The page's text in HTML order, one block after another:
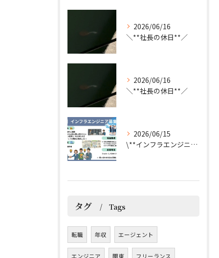
2026/06/16
＼**社長の休日**／
2026/06/16
＼**社長の休日**／
2026/06/15
\**インフラエンジニア募集**/
タグ Tags
転職 年収 エージェント
エンジニア 関東 フリーランス